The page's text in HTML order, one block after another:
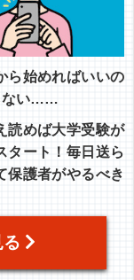
ら始めればいいの
ない……
読めば大学受験が
タート！毎日送ら
保護者がやるべき